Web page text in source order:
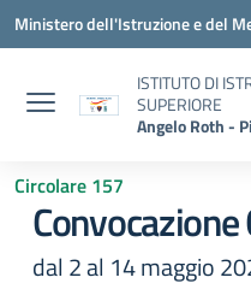
Vai ai contenuti
Vai al menu di navigazione
Vai al footer
Ministero dell'Istruzione e del
ISTITUTO DI
SUPERIORE
Angelo Roth -
Circolare 157
dal 2 al 14 maggio